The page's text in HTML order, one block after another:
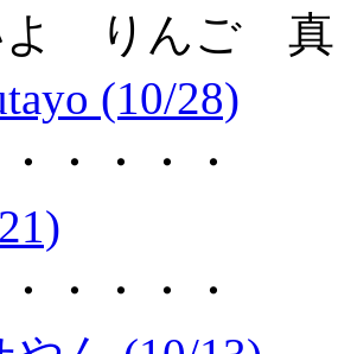
よ りんご 真
(10/28)
・・・・
・・・・